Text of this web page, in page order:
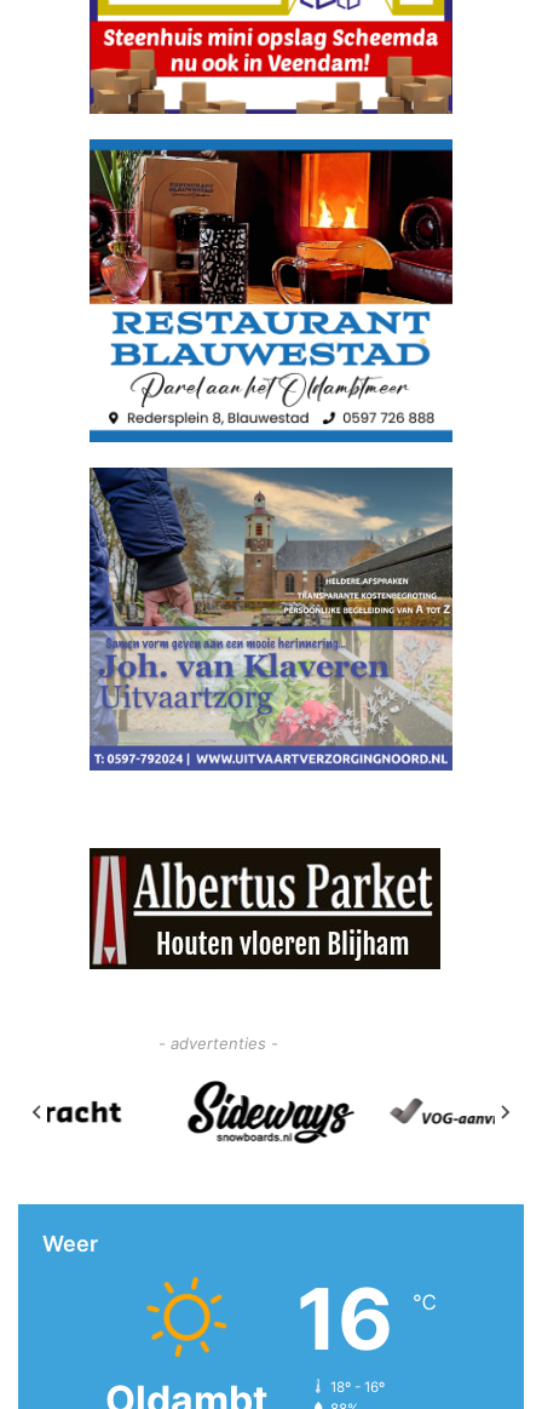
- advertenties -
Weer
16 ℃
18º - 16º